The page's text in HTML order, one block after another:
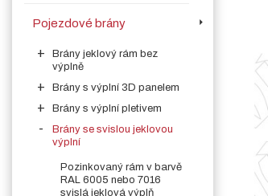
Pojezdové brány
Brány jeklový rám bez
výplně
Brány s výplní 3D panelem
Brány s výplní pletivem
Brány se svislou jeklovou
výplní
Pozinkovaný rám v barvě
RAL 6005 nebo 7016
svislá jeklová výplň